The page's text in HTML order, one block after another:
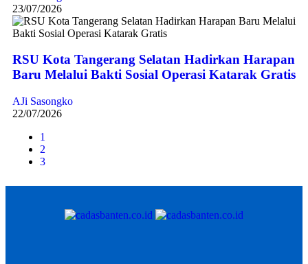
23/07/2026
RSU Kota Tangerang Selatan Hadirkan Harapan
Baru Melalui Bakti Sosial Operasi Katarak Gratis
AJi Sasongko
22/07/2026
1
2
3